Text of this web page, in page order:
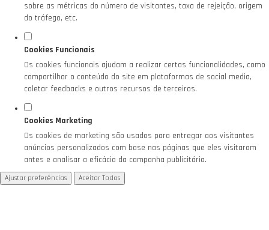
sobre as métricas do número de visitantes, taxa de rejeição, origem
do tráfego, etc.
Cookies Funcionais
Os cookies funcionais ajudam a realizar certas funcionalidades, como
compartilhar o conteúdo do site em plataformas de social media,
coletar feedbacks e outros recursos de terceiros.
Cookies Marketing
Os cookies de marketing são usados para entregar aos visitantes
anúncios personalizados com base nas páginas que eles visitaram
antes e analisar a eficácia da campanha publicitária.
Ajustar preferências Aceitar Todos